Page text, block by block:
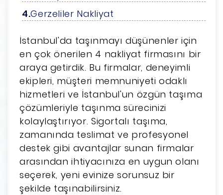
Gerzeliler Nakliyat
İstanbul'da taşınmayı düşünenler için
en çok önerilen 4 nakliyat firmasını bir
araya getirdik. Bu firmalar, deneyimli
ekipleri, müşteri memnuniyeti odaklı
hizmetleri ve İstanbul'un özgün taşıma
çözümleriyle taşınma sürecinizi
kolaylaştırıyor. Sigortalı taşıma,
zamanında teslimat ve profesyonel
destek gibi avantajlar sunan firmalar
arasından ihtiyacınıza en uygun olanı
seçerek, yeni evinize sorunsuz bir
şekilde taşınabilirsiniz.